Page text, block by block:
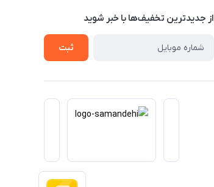
از جدید‌ترین تخفیف‌ها با‌ خبر شوید
ثبت